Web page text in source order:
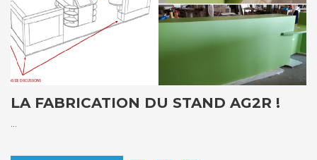
LA FABRICATION DU STAND AG2R !